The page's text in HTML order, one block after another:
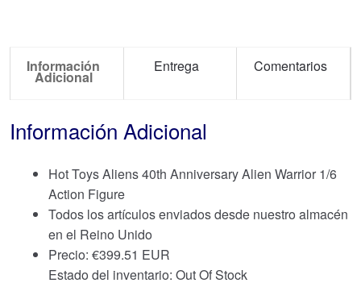
Información
Adicional
Entrega Comentarios
Información Adicional
Hot Toys Aliens 40th Anniversary Alien Warrior 1/6
Action Figure
Todos los artículos enviados desde nuestro almacén
en el Reino Unido
Precio: €399.51 EUR
Estado del inventario: Out Of Stock